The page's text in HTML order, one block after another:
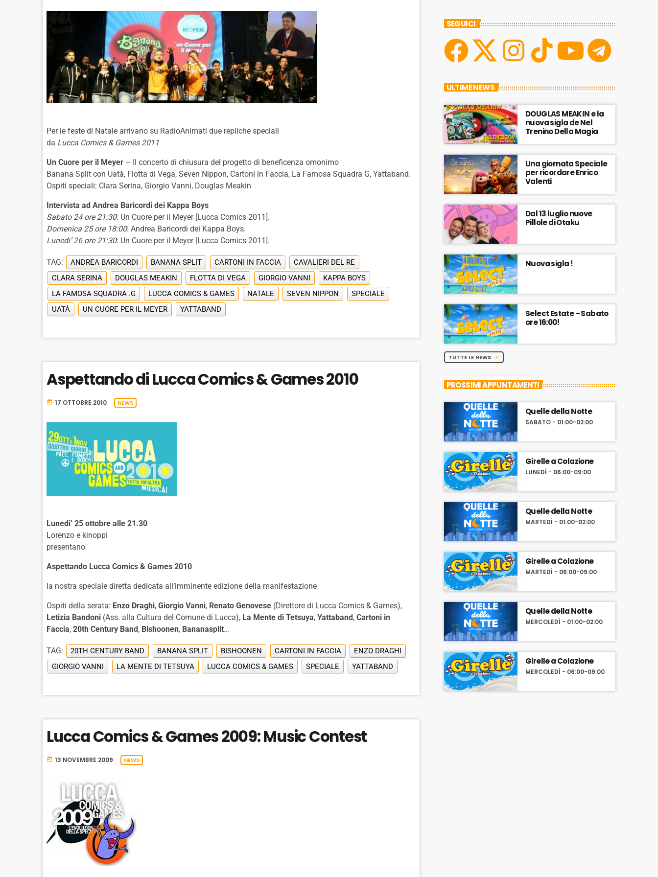
Per le feste di Natale arrivano su RadioAnimati due repliche speciali
da Lucca Comics & Games 2011
Un Cuore per il Meyer – Il concerto di chiusura del progetto di beneficenza omonimo
Banana Split con Uatà, Flotta di Vega, Seven Nippon, Cartoni in Faccia, La Famosa Squadra G, Yattaband.
Ospiti speciali: Clara Serina, Giorgio Vanni, Douglas Meakin
Intervista ad Andrea Baricordi dei Kappa Boys
Sabato 24 ore 21:30: Un Cuore per il Meyer [Lucca Comics 2011].
Domenica 25 ore 18:00: Andrea Baricordi dei Kappa Boys.
Lunedi’ 26 ore 21:30: Un Cuore per il Meyer [Lucca Comics 2011].
TAG: ANDREA BARICORDI BANANA SPLIT CARTONI IN FACCIA
CAVALIERI DEL RE
CLARA SERINA
DOUGLAS MEAKIN FLOTTA DI VEGA GIORGIO VANNI
KAPPA BOYS
LA FAMOSA SQUADRA .G
LUCCA COMICS & GAMES NATALE SEVEN NIPPON
SPECIALE
UATÀ
UN CUORE PER IL MEYER YATTABAND
Aspettando di Lucca Comics & Games 2010
today 17 OTTOBRE 2010 NEWS
Lunedi’ 25 ottobre alle 21.30
Lorenzo e kinoppi
presentano
Aspettando Lucca Comics & Games 2010
la nostra speciale diretta dedicata all’imminente edizione della manifestazione
Ospiti della serata: Enzo Draghi, Giorgio Vanni, Renato Genovese (Direttore di Lucca Comics & Games),
Letizia Bandoni (Ass. alla Cultura del Comune di Lucca), La Mente di Tetsuya, Yattaband, Cartoni in
Faccia, 20th Century Band, Bishoonen, Bananasplit…
TAG: 20TH CENTURY BAND BANANA SPLIT BISHOONEN CARTONI IN FACCIA
ENZO DRAGHI
GIORGIO VANNI
LA MENTE DI TETSUYA LUCCA COMICS & GAMES SPECIALE YATTABAND
Lucca Comics & Games 2009: Music Contest
today 13 NOVEMBRE 2009 NEWS
SEGUICI
ULTIME NEWS
DOUGLAS MEAKIN e la
nuova sigla de Nel
Trenino Della Magia
Una giornata Speciale
per ricordare Enrico
Valenti
Dal 13 luglio nuove
Pillole di Otaku
Nuova sigla !
Select Estate – Sabato
ore 16:00!
TUTTE LE NEWS chevron_right
PROSSIMI APPUNTAMENTI
Quelle della Notte
SABATO - 01:00-02:00
Girelle a Colazione
LUNEDÌ - 06:00-09:00
Quelle della Notte
MARTEDÌ - 01:00-02:00
Girelle a Colazione
MARTEDÌ - 06:00-09:00
Quelle della Notte
MERCOLEDÌ - 01:00-02:00
Girelle a Colazione
MERCOLEDÌ - 06:00-09:00